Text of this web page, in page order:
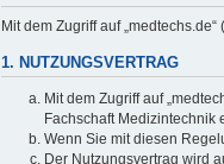
Mit dem Zugriff auf
1. NUTZUNGSVERTRAG
Mit dem Zugriff auf
Fachschaft
Wenn Sie mit diesen
Der Nutzungsvertrag wird